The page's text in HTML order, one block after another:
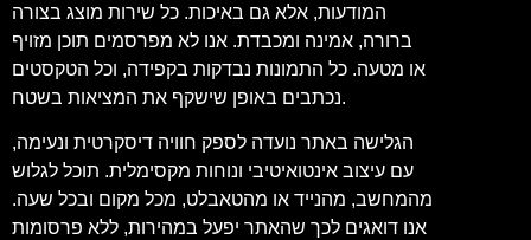
המודעות, אלא גם באיכות. כל שירות מוצג בצורה
ברורה, אמינה ומכבדת. אנו לא מפרסמים תוכן מזויף
או מטעה. כל התמונות נבדקות בקפידה, וכל הטקסטים
נכתבים באופן שישקף את המציאות בשטח.
הגלישה באתר נועדה לספק חוויה דיסקרטית ונעימה,
עם עיצוב אינטואיטיבי ונוחות מקסימלית. תוכל לגלוש
מהמחשב, מהנייד או מהטאבלט, מכל מקום ובכל שעה.
אנו דואגים לכך שהאתר יפעל במהירות, ללא פרסומות